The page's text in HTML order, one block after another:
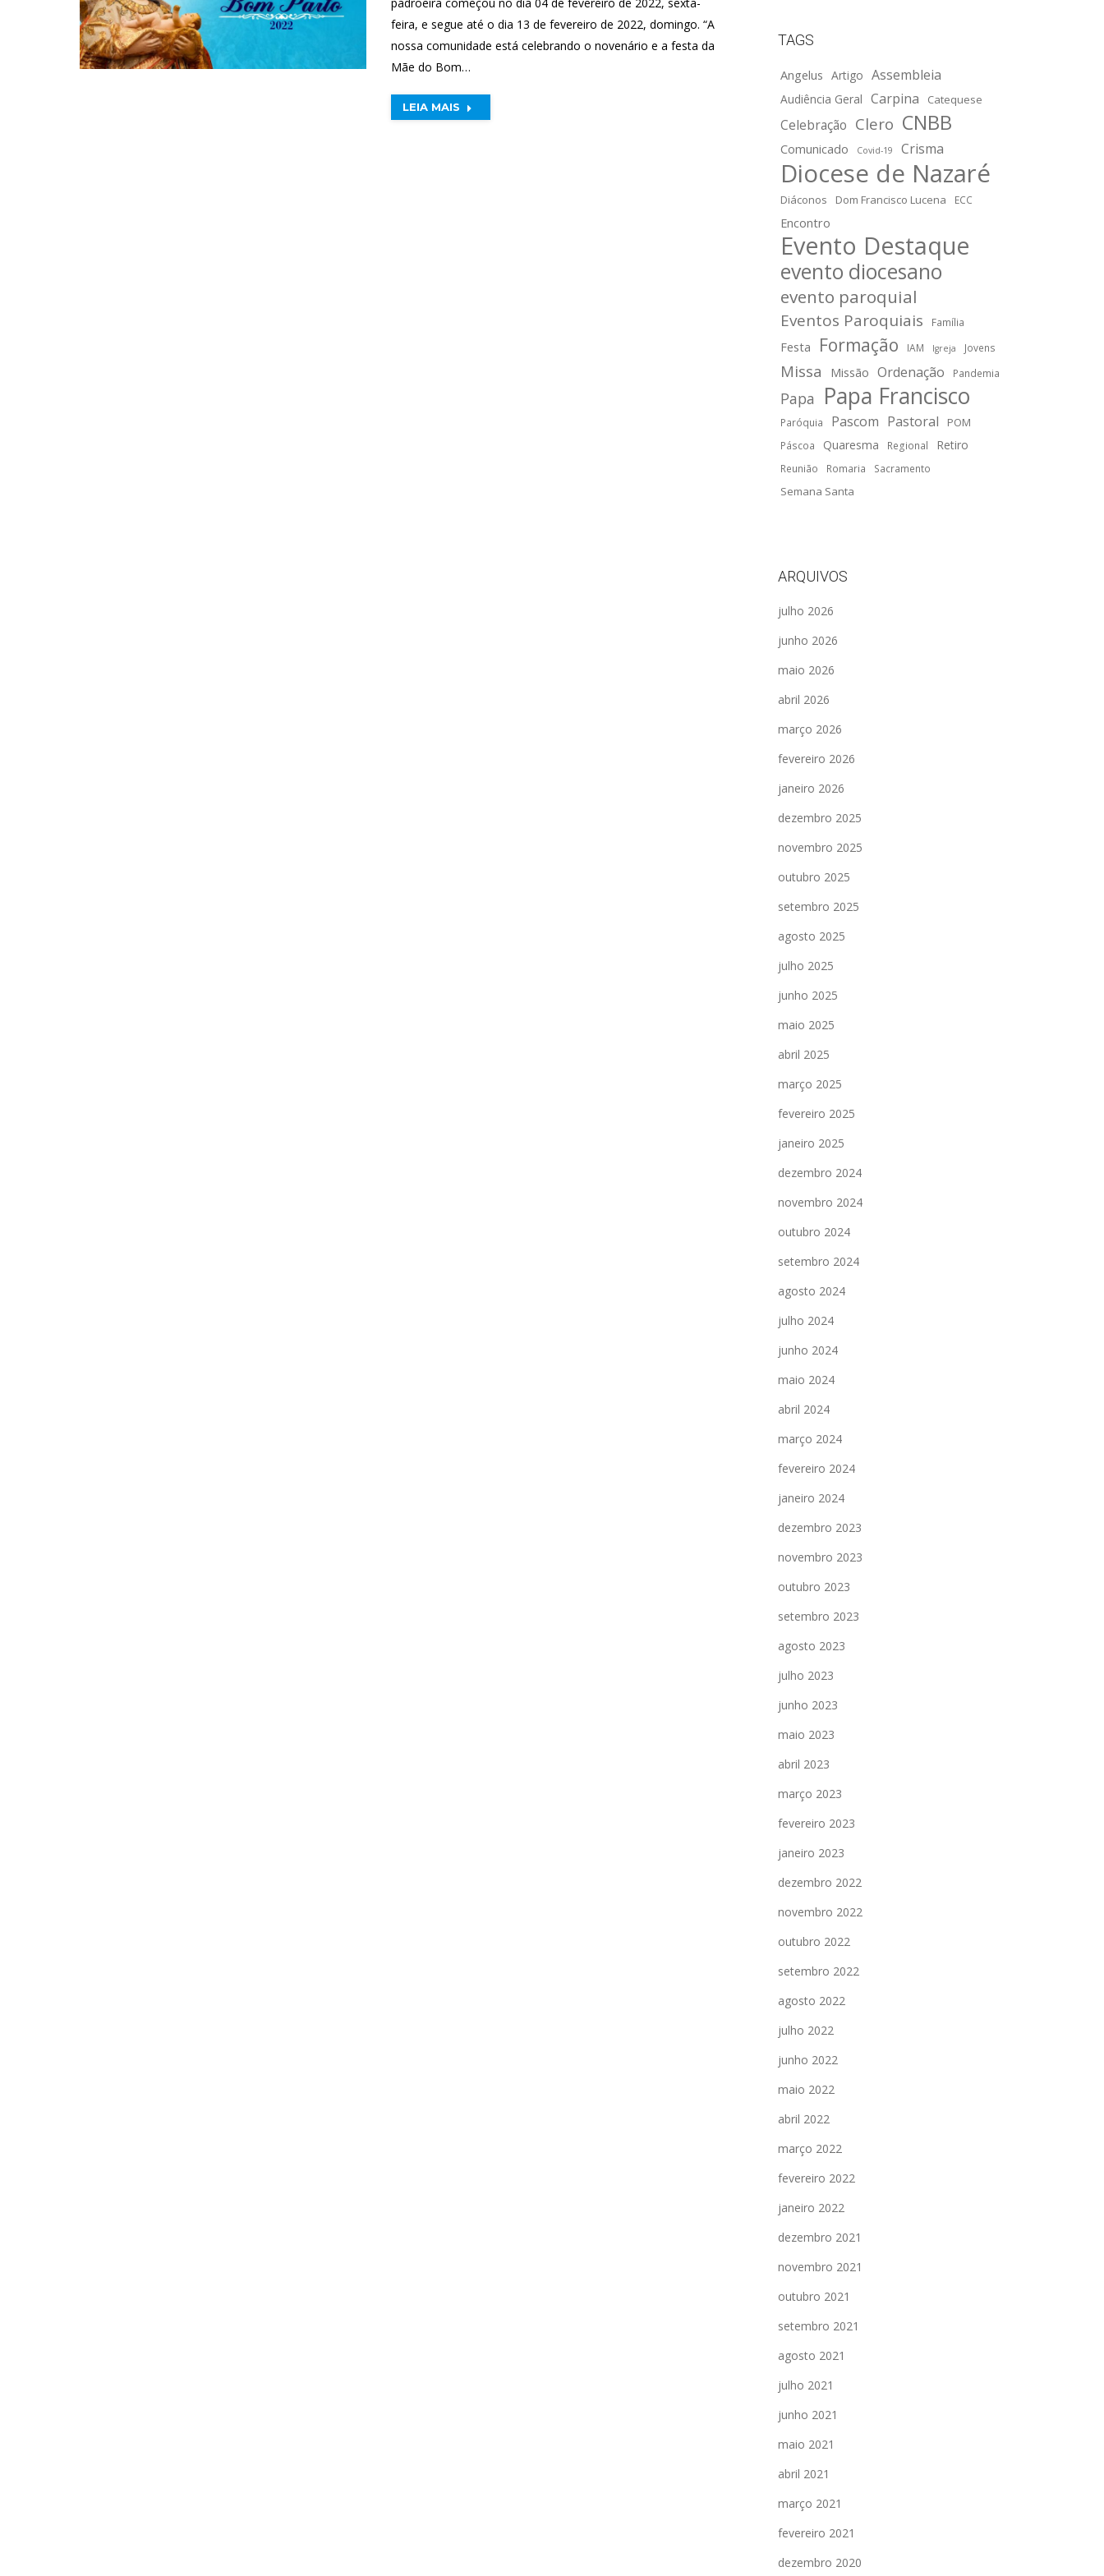
feira, e segue até o dia 13 de fevereiro de 2022, domingo. “A
nossa comunidade está celebrando o novenário e a festa da
Mãe do Bom…
LEIA MAIS
TAGS
Angelus Artigo Assembleia
Audiência Geral Carpina Catequese
Celebração Clero CNBB
Comunicado Covid-19 Crisma
Diocese de Nazaré
Diáconos Dom Francisco Lucena ECC
Encontro
Evento Destaque
evento diocesano
evento paroquial
Eventos Paroquiais Família
Festa Formação IAM Igreja Jovens
Missa Missão Ordenação Pandemia
Papa Papa Francisco
Paróquia Pascom Pastoral POM
Páscoa Quaresma Regional Retiro
Reunião Romaria Sacramento
Semana Santa
ARQUIVOS
julho 2026
junho 2026
maio 2026
abril 2026
março 2026
fevereiro 2026
janeiro 2026
dezembro 2025
novembro 2025
outubro 2025
setembro 2025
agosto 2025
julho 2025
junho 2025
maio 2025
abril 2025
março 2025
fevereiro 2025
janeiro 2025
dezembro 2024
novembro 2024
outubro 2024
setembro 2024
agosto 2024
julho 2024
junho 2024
maio 2024
abril 2024
março 2024
fevereiro 2024
janeiro 2024
dezembro 2023
novembro 2023
outubro 2023
setembro 2023
agosto 2023
julho 2023
junho 2023
maio 2023
abril 2023
março 2023
fevereiro 2023
janeiro 2023
dezembro 2022
novembro 2022
outubro 2022
setembro 2022
agosto 2022
julho 2022
junho 2022
maio 2022
abril 2022
março 2022
fevereiro 2022
janeiro 2022
dezembro 2021
novembro 2021
outubro 2021
setembro 2021
agosto 2021
julho 2021
junho 2021
maio 2021
abril 2021
março 2021
fevereiro 2021
dezembro 2020